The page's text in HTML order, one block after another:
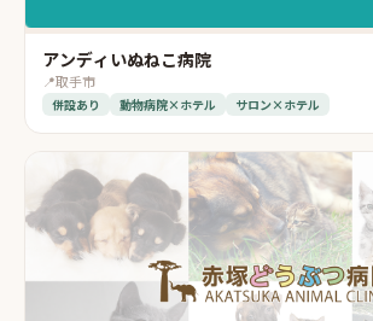
アンディいぬねこ病院
📍取手市
併設あり 動物病院×ホテル サロン×ホテル